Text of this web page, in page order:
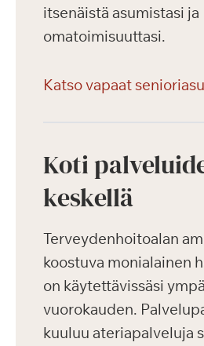
itsenäistä asumistasi ja
omatoimisuuttasi.
Katso vapaat
Koti
keskellä
Terveydenhoitoalan
koostuva monialainen
on käytettävissäsi
vuorokauden.
kuuluu ateriapalveluja